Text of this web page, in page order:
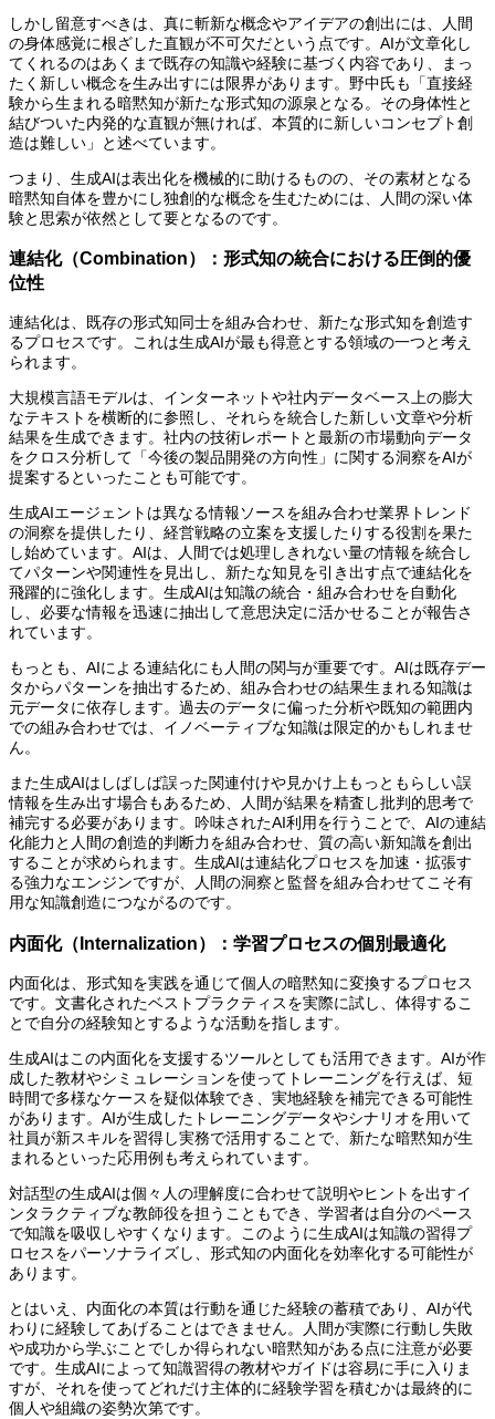
しかし留意すべきは、真に斬新な概念やアイデアの創出には、人間
の身体感覚に根ざした直観が不可欠だという点です。AIが文章化し
てくれるのはあくまで既存の知識や経験に基づく内容であり、まっ
たく新しい概念を生み出すには限界があります。野中氏も「直接経
験から生まれる暗黙知が新たな形式知の源泉となる。その身体性と
結びついた内発的な直観が無ければ、本質的に新しいコンセプト創
造は難しい」と述べています。
つまり、生成AIは表出化を機械的に助けるものの、その素材となる
暗黙知自体を豊かにし独創的な概念を生むためには、人間の深い体
験と思索が依然として要となるのです。
連結化（Combination）：形式知の統合における圧倒的優
位性
連結化は、既存の形式知同士を組み合わせ、新たな形式知を創造す
るプロセスです。これは生成AIが最も得意とする領域の一つと考え
られます。
大規模言語モデルは、インターネットや社内データベース上の膨大
なテキストを横断的に参照し、それらを統合した新しい文章や分析
結果を生成できます。社内の技術レポートと最新の市場動向データ
をクロス分析して「今後の製品開発の方向性」に関する洞察をAIが
提案するといったことも可能です。
生成AIエージェントは異なる情報ソースを組み合わせ業界トレンド
の洞察を提供したり、経営戦略の立案を支援したりする役割を果た
し始めています。AIは、人間では処理しきれない量の情報を統合し
てパターンや関連性を見出し、新たな知見を引き出す点で連結化を
飛躍的に強化します。生成AIは知識の統合・組み合わせを自動化
し、必要な情報を迅速に抽出して意思決定に活かせることが報告さ
れています。
もっとも、AIによる連結化にも人間の関与が重要です。AIは既存デー
タからパターンを抽出するため、組み合わせの結果生まれる知識は
元データに依存します。過去のデータに偏った分析や既知の範囲内
での組み合わせでは、イノベーティブな知識は限定的かもしれませ
ん。
また生成AIはしばしば誤った関連付けや見かけ上もっともらしい誤
情報を生み出す場合もあるため、人間が結果を精査し批判的思考で
補完する必要があります。吟味されたAI利用を行うことで、AIの連結
化能力と人間の創造的判断力を組み合わせ、質の高い新知識を創出
することが求められます。生成AIは連結化プロセスを加速・拡張す
る強力なエンジンですが、人間の洞察と監督を組み合わせてこそ有
用な知識創造につながるのです。
内面化（Internalization）：学習プロセスの個別最適化
内面化は、形式知を実践を通じて個人の暗黙知に変換するプロセス
です。文書化されたベストプラクティスを実際に試し、体得するこ
とで自分の経験知とするような活動を指します。
生成AIはこの内面化を支援するツールとしても活用できます。AIが作
成した教材やシミュレーションを使ってトレーニングを行えば、短
時間で多様なケースを疑似体験でき、実地経験を補完できる可能性
があります。AIが生成したトレーニングデータやシナリオを用いて
社員が新スキルを習得し実務で活用することで、新たな暗黙知が生
まれるといった応用例も考えられています。
対話型の生成AIは個々人の理解度に合わせて説明やヒントを出すイ
ンタラクティブな教師役を担うこともでき、学習者は自分のペース
で知識を吸収しやすくなります。このように生成AIは知識の習得プ
ロセスをパーソナライズし、形式知の内面化を効率化する可能性が
あります。
とはいえ、内面化の本質は行動を通じた経験の蓄積であり、AIが代
わりに経験してあげることはできません。人間が実際に行動し失敗
や成功から学ぶことでしか得られない暗黙知がある点に注意が必要
です。生成AIによって知識習得の教材やガイドは容易に手に入りま
すが、それを使ってどれだけ主体的に経験学習を積むかは最終的に
個人や組織の姿勢次第です。